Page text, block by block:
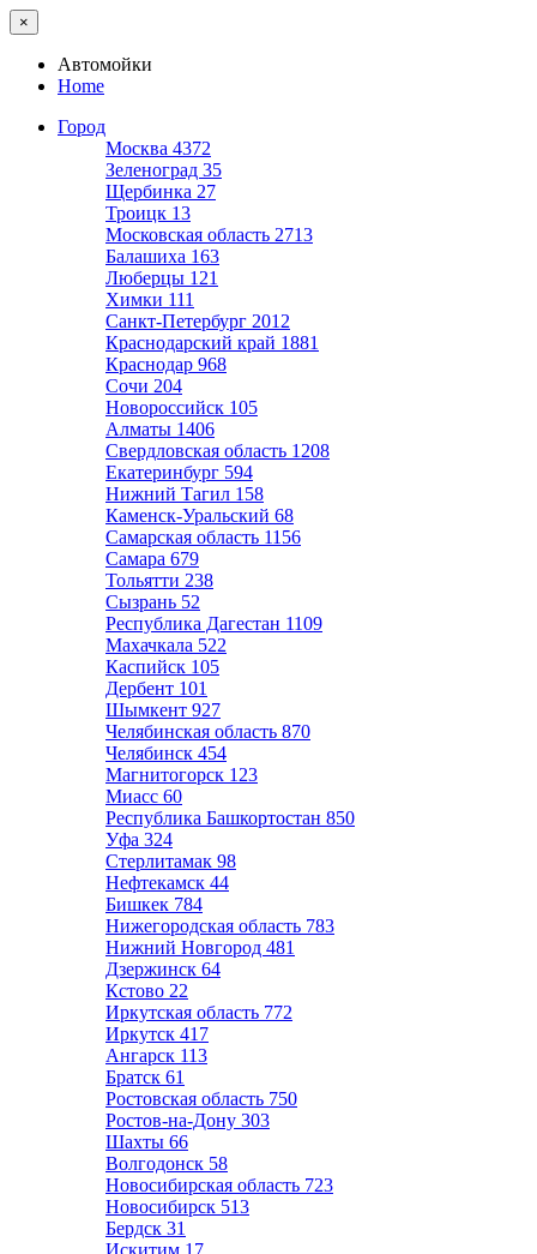
×
Автомойки
Home
Город
Москва 4372
Зеленоград 35
Щербинка 27
Троицк 13
Московская область 2713
Балашиха 163
Люберцы 121
Химки 111
Санкт-Петербург 2012
Краснодарский край 1881
Краснодар 968
Сочи 204
Новороссийск 105
Алматы 1406
Свердловская область 1208
Екатеринбург 594
Нижний Тагил 158
Каменск-Уральский 68
Самарская область 1156
Самара 679
Тольятти 238
Сызрань 52
Республика Дагестан 1109
Махачкала 522
Каспийск 105
Дербент 101
Шымкент 927
Челябинская область 870
Челябинск 454
Магнитогорск 123
Миасс 60
Республика Башкортостан 850
Уфа 324
Стерлитамак 98
Нефтекамск 44
Бишкек 784
Нижегородская область 783
Нижний Новгород 481
Дзержинск 64
Кстово 22
Иркутская область 772
Иркутск 417
Ангарск 113
Братск 61
Ростовская область 750
Ростов-на-Дону 303
Шахты 66
Волгодонск 58
Новосибирская область 723
Новосибирск 513
Бердск 31
Искитим 17